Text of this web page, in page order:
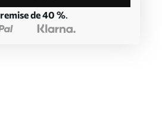
remise de 40 %.